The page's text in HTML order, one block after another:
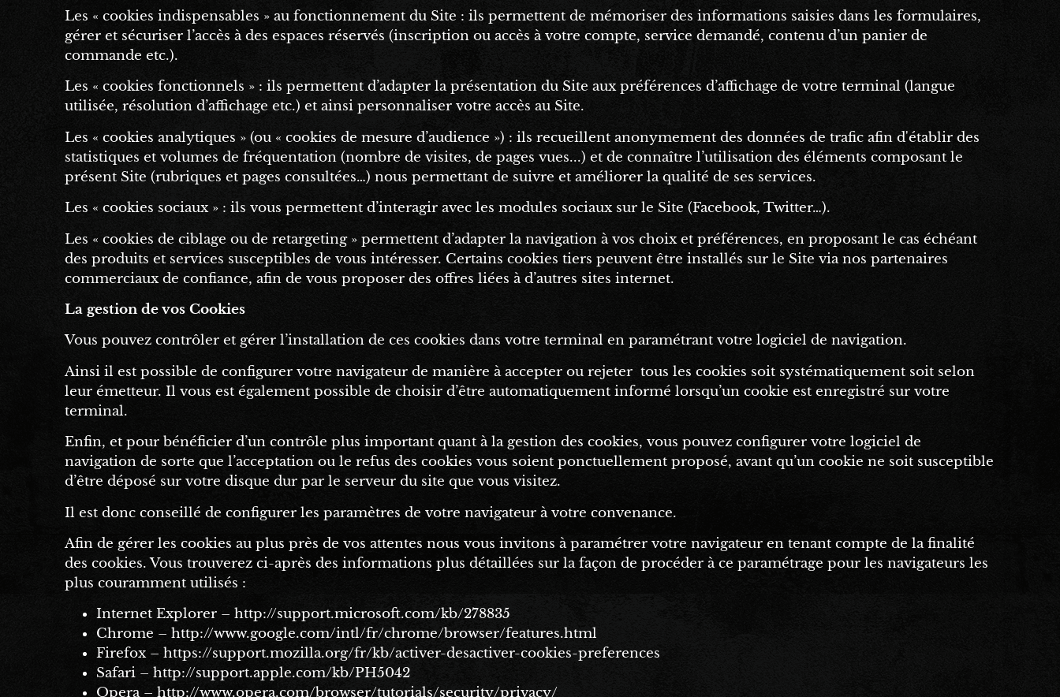
Les « cookies indispensables » au fonctionnement du Site : ils permettent de mémoriser des informations saisies dans les formulaires,
gérer et sécuriser l’accès à des espaces réservés (inscription ou accès à votre compte, service demandé, contenu d’un panier de
commande etc.).
Les « cookies fonctionnels » : ils permettent d’adapter la présentation du Site aux préférences d’affichage de votre terminal (langue
utilisée, résolution d’affichage etc.) et ainsi personnaliser votre accès au Site.
Les « cookies analytiques » (ou « cookies de mesure d’audience ») : ils recueillent anonymement des données de trafic afin d'établir des
statistiques et volumes de fréquentation (nombre de visites, de pages vues...) et de connaître l’utilisation des éléments composant le
présent Site (rubriques et pages consultées…) nous permettant de suivre et améliorer la qualité de ses services.
Les « cookies sociaux » : ils vous permettent d’interagir avec les modules sociaux sur le Site (Facebook, Twitter…).
Les « cookies de ciblage ou de retargeting » permettent d’adapter la navigation à vos choix et préférences, en proposant le cas échéant
des produits et services susceptibles de vous intéresser. Certains cookies tiers peuvent être installés sur le Site via nos partenaires
commerciaux de confiance, afin de vous proposer des offres liées à d’autres sites internet.
La gestion de vos Cookies
Vous pouvez contrôler et gérer l’installation de ces cookies dans votre terminal en paramétrant votre logiciel de navigation.
Ainsi il est possible de configurer votre navigateur de manière à accepter ou rejeter tous les cookies soit systématiquement soit selon
leur émetteur. Il vous est également possible de choisir d’être automatiquement informé lorsqu’un cookie est enregistré sur votre
terminal.
Enfin, et pour bénéficier d’un contrôle plus important quant à la gestion des cookies, vous pouvez configurer votre logiciel de
navigation de sorte que l’acceptation ou le refus des cookies vous soient ponctuellement proposé, avant qu’un cookie ne soit susceptible
d’être déposé sur votre disque dur par le serveur du site que vous visitez.
Il est donc conseillé de configurer les paramètres de votre navigateur à votre convenance.
Afin de gérer les cookies au plus près de vos attentes nous vous invitons à paramétrer votre navigateur en tenant compte de la finalité
des cookies. Vous trouverez ci-après des informations plus détaillées sur la façon de procéder à ce paramétrage pour les navigateurs les
plus couramment utilisés :
Internet Explorer – http://support.microsoft.com/kb/278835
Chrome – http://www.google.com/intl/fr/chrome/browser/features.html
Firefox – https://support.mozilla.org/fr/kb/activer-desactiver-cookies-preferences
Safari – http://support.apple.com/kb/PH5042
Opera – http://www.opera.com/browser/tutorials/security/privacy/